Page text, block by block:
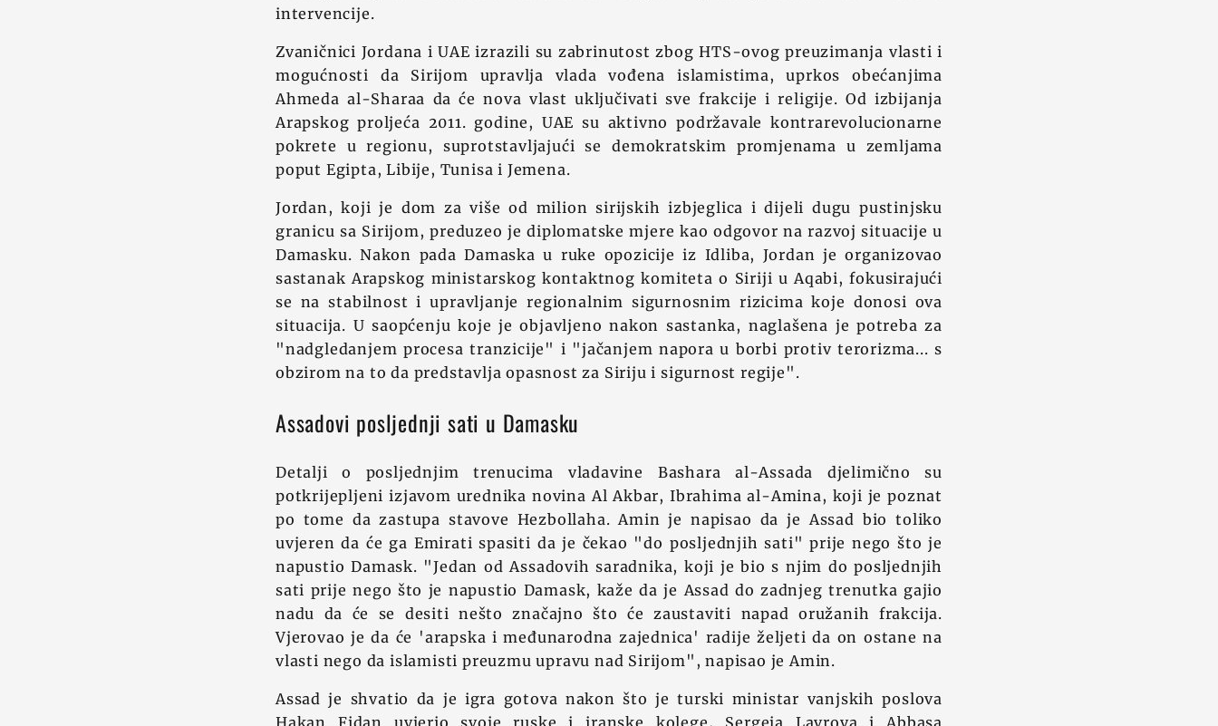
intervencije.
Zvaničnici Jordana i UAE izrazili su zabrinutost zbog HTS-ovog preuzimanja vlasti i
mogućnosti da Sirijom upravlja vlada vođena islamistima, uprkos obećanjima
Ahmeda al-Sharaa da će nova vlast uključivati sve frakcije i religije. Od izbijanja
Arapskog proljeća 2011. godine, UAE su aktivno podržavale kontrarevolucionarne
pokrete u regionu, suprotstavljajući se demokratskim promjenama u zemljama
poput Egipta, Libije, Tunisa i Jemena.
Jordan, koji je dom za više od milion sirijskih izbjeglica i dijeli dugu pustinjsku
granicu sa Sirijom, preduzeo je diplomatske mjere kao odgovor na razvoj situacije u
Damasku. Nakon pada Damaska u ruke opozicije iz Idliba, Jordan je organizovao
sastanak Arapskog ministarskog kontaktnog komiteta o Siriji u Aqabi, fokusirajući
se na stabilnost i upravljanje regionalnim sigurnosnim rizicima koje donosi ova
situacija. U saopćenju koje je objavljeno nakon sastanka, naglašena je potreba za
"nadgledanjem procesa tranzicije" i "jačanjem napora u borbi protiv terorizma... s
obzirom na to da predstavlja opasnost za Siriju i sigurnost regije".
Assadovi posljednji sati u Damasku
Detalji o posljednjim trenucima vladavine Bashara al-Assada djelimično su
potkrijepljeni izjavom urednika novina Al Akbar, Ibrahima al-Amina, koji je poznat
po tome da zastupa stavove Hezbollaha. Amin je napisao da je Assad bio toliko
uvjeren da će ga Emirati spasiti da je čekao "do posljednjih sati" prije nego što je
napustio Damask. "Jedan od Assadovih saradnika, koji je bio s njim do posljednjih
sati prije nego što je napustio Damask, kaže da je Assad do zadnjeg trenutka gajio
nadu da će se desiti nešto značajno što će zaustaviti napad oružanih frakcija.
Vjerovao je da će 'arapska i međunarodna zajednica' radije željeti da on ostane na
vlasti nego da islamisti preuzmu upravu nad Sirijom", napisao je Amin.
Assad je shvatio da je igra gotova nakon što je turski ministar vanjskih poslova
Hakan Fidan uvjerio svoje ruske i iranske kolege, Sergeja Lavrova i Abbasa